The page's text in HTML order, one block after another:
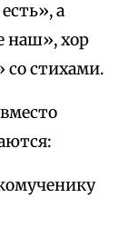
а
наш», хор
со стихами.